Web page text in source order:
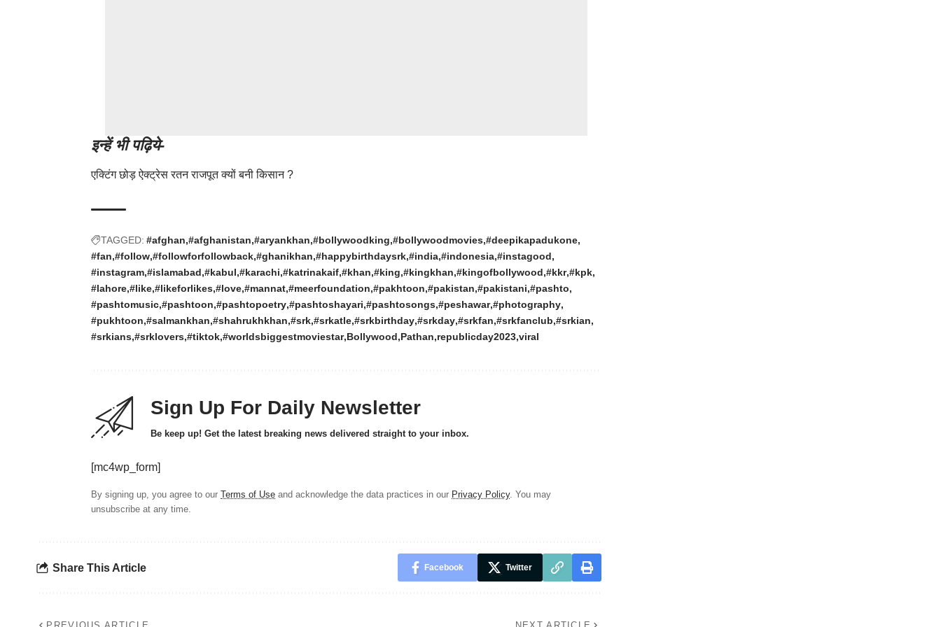
इन्हें भी पढ़िये-
एक्टिंग छोड़ ऐक्ट्रेस रतन राजपूत क्यों बनी किसान ?
TAGGED: #afghan #afghanistan #aryankhan #bollywoodking #bollywoodmovies #deepikapadukone
#fan #follow #followforfollowback #ghanikhan #happybirthdaysrk #india #indonesia #instagood
#instagram #islamabad #kabul #karachi #katrinakaif #khan #king #kingkhan #kingofbollywood #kkr #kpk
#lahore #like #likeforlikes #love #mannat #meerfoundation #pakhtoon #pakistan #pakistani #pashto
#pashtomusic #pashtoon #pashtopoetry #pashtoshayari #pashtosongs #peshawar #photography
#pukhtoon #salmankhan #shahrukhkhan #srk #srkatle #srkbirthday #srkday #srkfan #srkfanclub #srkian
#srkians #srklovers #tiktok #worldsbiggestmoviestar Bollywood Pathan republicday2023 viral
Sign Up For Daily Newsletter
Be keep up! Get the latest breaking news delivered straight to your inbox.
[mc4wp_form]
By signing up, you agree to our Terms of Use and acknowledge the data practices in our Privacy Policy. You may
unsubscribe at any time.
Share This Article Facebook Twitter